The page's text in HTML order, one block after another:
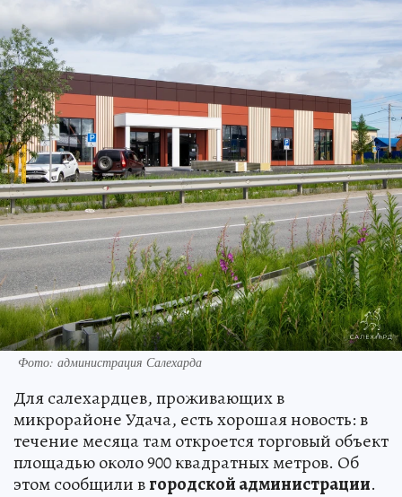
Фото: администрация Салехарда
Для салехардцев, проживающих в
микрорайоне Удача, есть хорошая новость: в
течение месяца там откроется торговый объект
площадью около 900 квадратных метров. Об
этом сообщили вгородской администрации.